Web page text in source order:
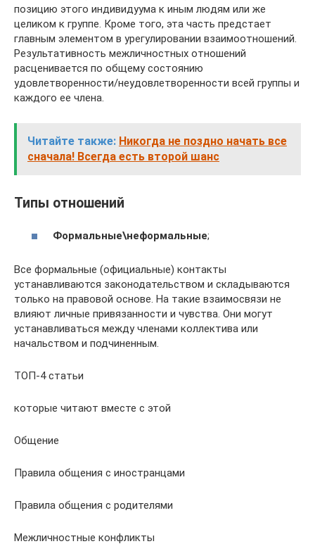
позицию этого индивидуума к иным людям или же
целиком к группе. Кроме того, эта часть предстает
главным элементом в урегулировании взаимоотношений.
Результативность межличностных отношений
расценивается по общему состоянию
удовлетворенности/неудовлетворенности всей группы и
каждого ее члена.
Читайте также: Никогда не поздно начать все
сначала! Всегда есть второй шанс
Типы отношений
Формальные\неформальные;
Все формальные (официальные) контакты
устанавливаются законодательством и складываются
только на правовой основе. На такие взаимосвязи не
влияют личные привязанности и чувства. Они могут
устанавливаться между членами коллектива или
начальством и подчиненным.
ТОП-4 статьи
которые читают вместе с этой
Общение
Правила общения с иностранцами
Правила общения с родителями
Межличностные конфликты